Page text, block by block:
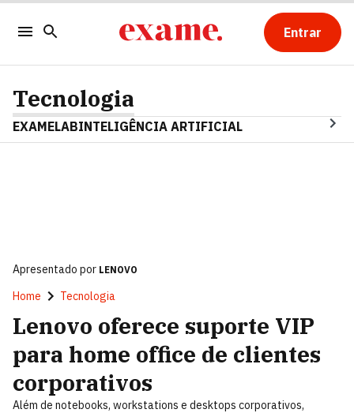
Entrar
Tecnologia
EXAMELABINTELIGÊNCIA ARTIFICIAL
Apresentado por LENOVO
Home Tecnologia
Lenovo oferece suporte VIP
para home office de clientes
corporativos
Além de notebooks, workstations e desktops corporativos,